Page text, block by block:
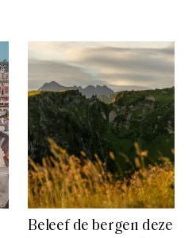
Beleef de bergen deze